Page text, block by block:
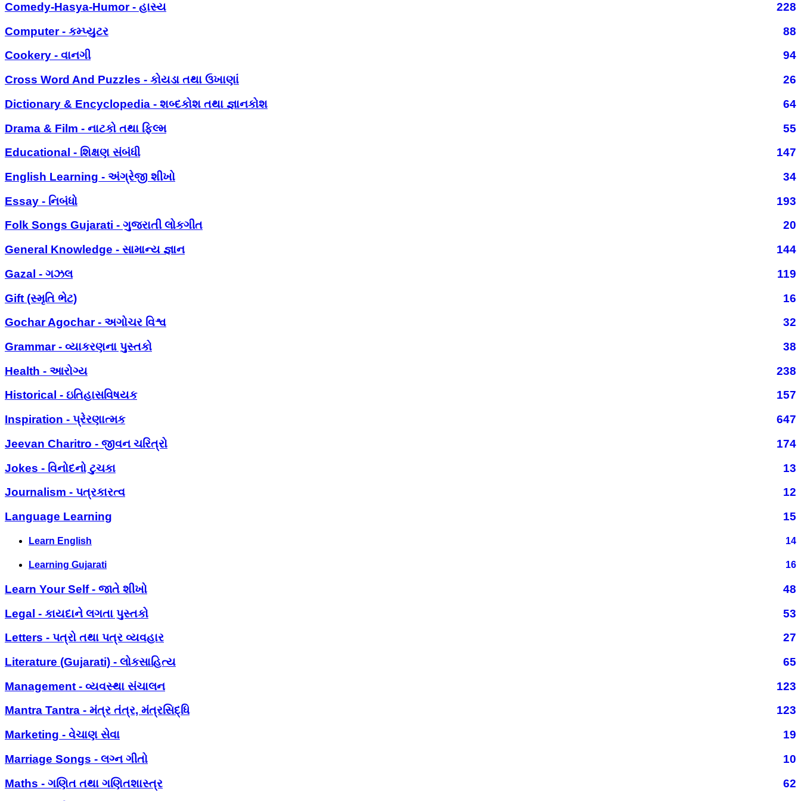
Comedy-Hasya-Humor - હાસ્ય
228
Computer - કમ્પ્યુટર
88
Cookery - વાનગી
94
Cross Word And Puzzles - કોયડા તથા ઉખાણાં
26
Dictionary & Encyclopedia - શબ્દકોશ તથા જ્ઞાનકોશ
64
Drama & Film - નાટકો તથા ફિલ્મ
55
Educational - શિક્ષણ સંબંધી
147
English Learning - અંગ્રેજી શીખો
34
Essay - નિબંધો
193
Folk Songs Gujarati - ગુજરાતી લોકગીત
20
General Knowledge - સામાન્ય જ્ઞાન
144
Gazal - ગઝલ
119
Gift (સ્મૃતિ ભેટ)
16
Gochar Agochar - અગોચર વિશ્વ
32
Grammar - વ્યાકરણના પુસ્તકો
38
Health - આરોગ્ય
238
Historical - ઇતિહાસવિષયક
157
Inspiration - પ્રેરણાત્મક
647
Jeevan Charitro - જીવન ચરિત્રો
174
Jokes - વિનોદનો ટુચકા
13
Journalism - પત્રકારત્વ
12
Language Learning
15
Learn English 14
Learning Gujarati 16
Learn Your Self - જાતે શીખો
48
Legal - કાયદાને લગતા પુસ્તકો
53
Letters - પત્રો તથા પત્ર વ્યવહાર
27
Literature (Gujarati) - લોકસાહિત્ય
65
Management - વ્યવસ્થા સંચાલન
123
Mantra Tantra - મંત્ર તંત્ર, મંત્રસિદ્ધિ
123
Marketing - વેચાણ સેવા
19
Marriage Songs - લગ્ન ગીતો
10
Maths - ગણિત તથા ગણિતશાસ્ત્ર
62